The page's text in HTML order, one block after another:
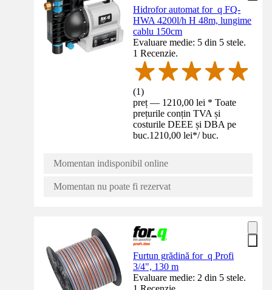
Hidrofor automat for_q FQ-
HWA 4200l/h H 48m, lungime
cablu 150cm
Evaluare medie: 5 din 5 stele.
1 Recenzie.
(1)
preț — 1210,00 lei * Toate
prețurile conțin TVA și
costurile DEEE și DBA pe
buc.1210,00 lei*/ buc.
Momentan indisponibil online
Momentan nu poate fi rezervat
Furtun grădină for_q Profi
3/4", 130 m
Evaluare medie: 2 din 5 stele.